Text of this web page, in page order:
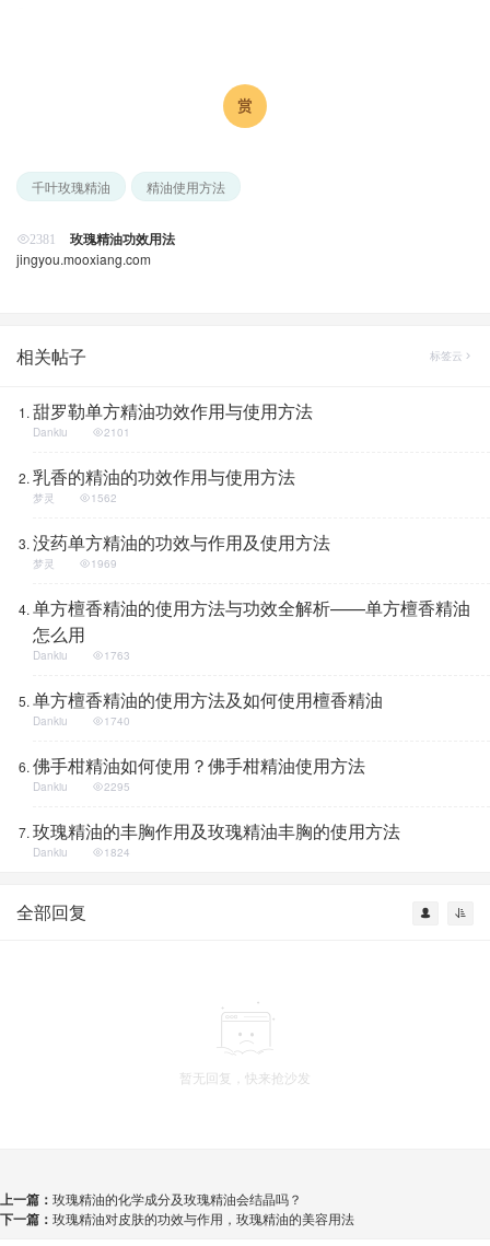
千叶玫瑰精油 精油使用方法
2381 玫瑰精油功效用法
jingyou.mooxiang.com
相关帖子 标签云
甜罗勒单方精油功效作用与使用方法
Dankiu 2101
乳香的精油的功效作用与使用方法
梦灵 1562
没药单方精油的功效与作用及使用方法
梦灵 1969
单方檀香精油的使用方法与功效全解析——单方檀香精油
怎么用
Dankiu 1763
单方檀香精油的使用方法及如何使用檀香精油
Dankiu 1740
佛手柑精油如何使用？佛手柑精油使用方法
Dankiu 2295
玫瑰精油的丰胸作用及玫瑰精油丰胸的使用方法
Dankiu 1824
全部回复
暂无回复，快来抢沙发
上一篇： 玫瑰精油的化学成分及玫瑰精油会结晶吗？
下一篇： 玫瑰精油对皮肤的功效与作用，玫瑰精油的美容用法